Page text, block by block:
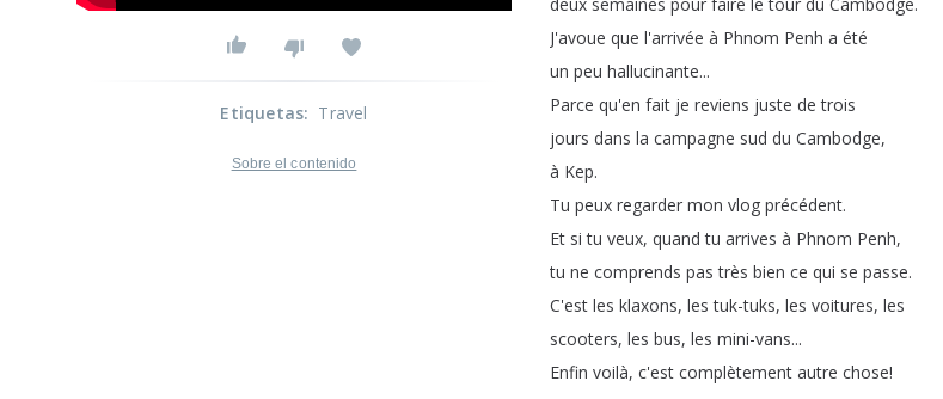
J'avoue que l'arrivée à Phnom Penh a été
un peu hallucinante...
Parce qu'en fait je reviens juste de trois
jours dans la campagne sud du Cambodge,
à Kep.
Tu peux regarder mon vlog précédent.
Et si tu veux, quand tu arrives à Phnom Penh,
tu ne comprends pas très bien ce qui se passe.
C'est les klaxons, les tuk-tuks, les voitures, les
scooters, les bus, les mini-vans...
Enfin voilà, c'est complètement autre chose!
Etiquetas: Travel
Sobre el contenido